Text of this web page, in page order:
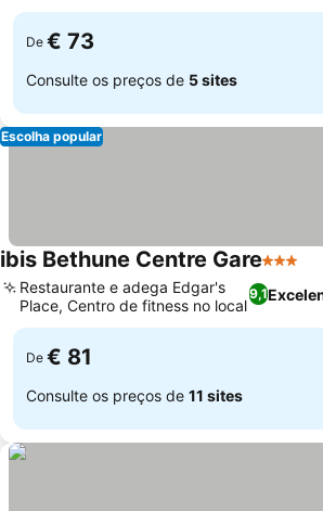
De € 73
Consulte os preços de 5 sites
Escolha popular
ibis Bethune Centre Gare3
9,1
Restaurante e adega Edgar's
Place, Centro de fitness no local
De € 81
Consulte os preços de 11 sites